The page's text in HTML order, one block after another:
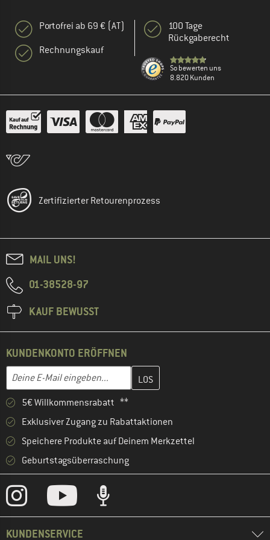
Portofrei ab 69 € (AT)
Rechnungskauf
100 Tage
Rückgaberecht
So bewerten uns
8.820 Kunden
Zertifizierter Retourenprozess
MAIL UNS!
01-38528-97
KAUF BEWUSST
KUNDENKONTO ERÖFFNEN
E-Mail-Adresse
Gib hier deine E-Mail-Adresse ein und erstelle im nächsten
5€ Willkommensrabatt **
Exklusiver Zugang zu Rabattaktionen
Speichere Produkte auf Deinem Merkzettel
Geburtstagsüberraschung
KUNDENSERVICE